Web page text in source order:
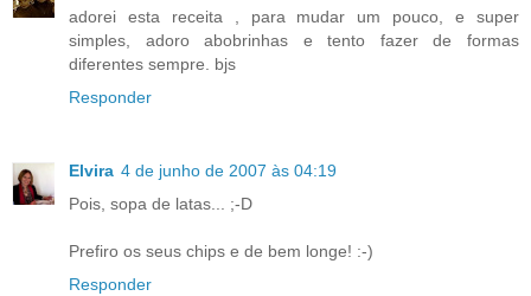
adorei esta receita , para mudar um pouco, e super
simples, adoro abobrinhas e tento fazer de formas
diferentes sempre. bjs
Responder
Elvira 4 de junho de 2007 às 04:19
Pois, sopa de latas... ;-D
Prefiro os seus chips e de bem longe! :-)
Responder